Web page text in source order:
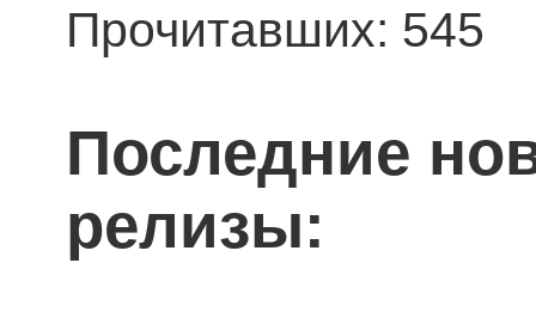
Прочитавших: 545
Последние
релизы: